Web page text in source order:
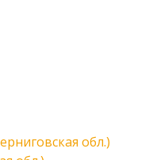
обл.)